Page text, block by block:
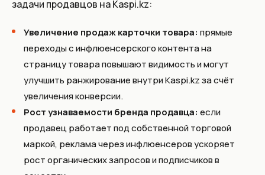
задачи продавцов на Kaspi.kz:
Увеличение продаж карточки товара: прямые
переходы с инфлюенсерского контента на
страницу товара повышают видимость и могут
улучшить ранжирование внутри Kaspi.kz за счёт
увеличения конверсии.
Рост узнаваемости бренда продавца: если
продавец работает под собственной торговой
маркой, реклама через инфлюенсеров ускоряет
рост органических запросов и подписчиков в